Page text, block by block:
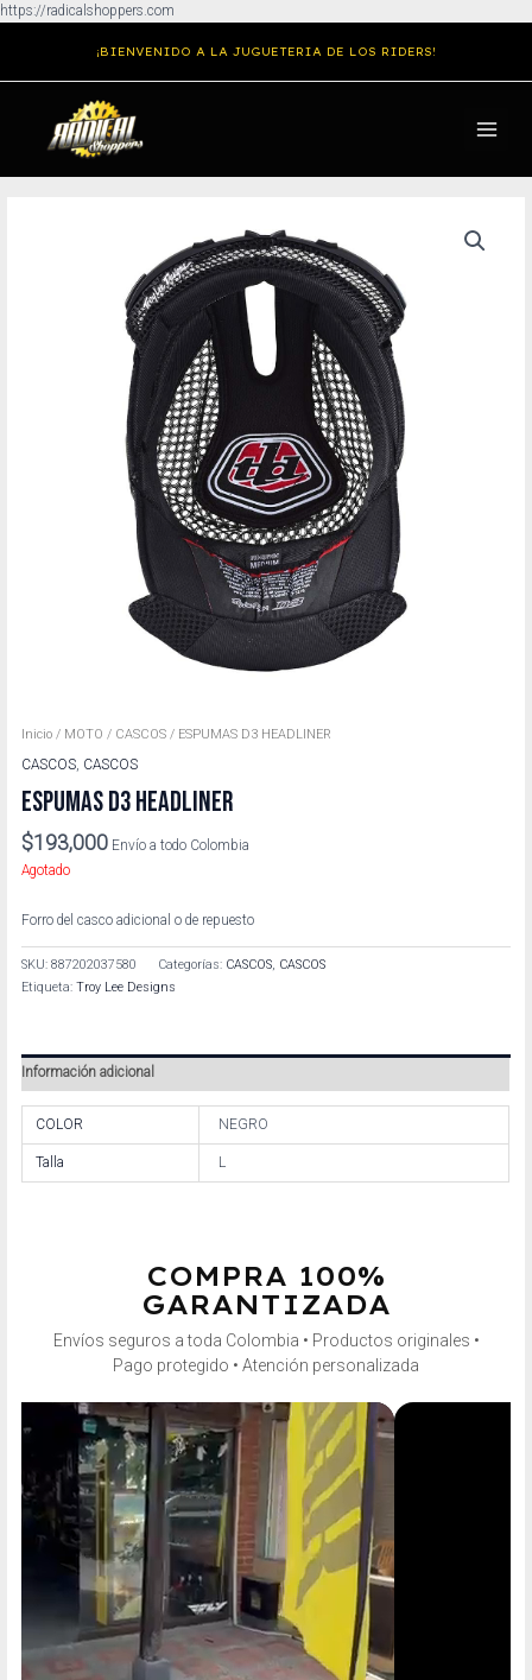
https://radicalshoppers.com
contenido
¡BIENVENIDO A LA JUGUETERIA DE LOS RIDERS!
MENU
Inicio / MOTO / CASCOS / ESPUMAS D3 HEADLINER
CASCOS CASCOS
ESPUMAS D3 HEADLINER
$193,000 Envío a todo Colombia
Agotado
Forro del casco adicional o de repuesto
SKU:887202037580 Categorías: CASCOS, CASCOS
Etiqueta:Troy Lee Designs
Información adicional
COLOR NEGRO
Talla L
COMPRA 100%
GARANTIZADA
Envíos seguros a toda Colombia • Productos originales •
Pago protegido • Atención personalizada